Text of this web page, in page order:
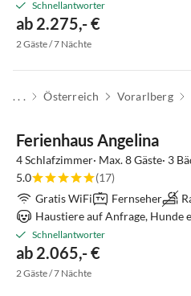
Schnellantworter
ab 2.275,- €
2 Gäste / 7 Nächte
. . . Österreich Vorarlberg
Ferienhaus Angelina
4 Schlafzimmer· Max. 8 Gäste· 3
5.0
(17)
Gratis WiFi
Fernseher
Haustiere auf Anfrage, Hunde
Schnellantworter
ab 2.065,- €
2 Gäste / 7 Nächte